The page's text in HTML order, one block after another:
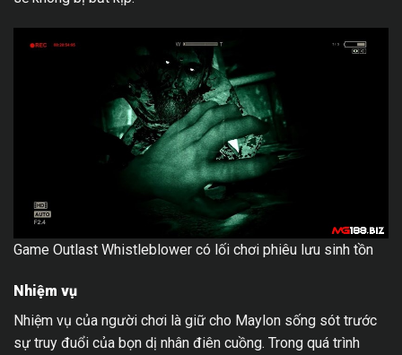
Game Outlast Whistleblower có lối chơi phiêu lưu sinh tồn
Nhiệm vụ
Nhiệm vụ của người chơi là giữ cho Maylon sống sót trước
sự truy đuổi của bọn dị nhân điên cuồng. Trong quá trình